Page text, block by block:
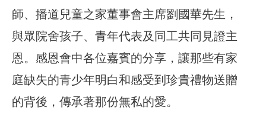
師、播道兒童之家董事會主席劉國華先生，
與眾院舍孩子、青年代表及同工共同見證主
恩。感恩會中各位嘉賓的分享，讓那些有家
庭缺失的青少年明白和感受到珍貴禮物送贈
的背後，傳承著那份無私的愛。